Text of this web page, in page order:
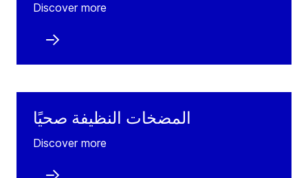
Discover more
المضخات النظيفة صحيًا
Discover more